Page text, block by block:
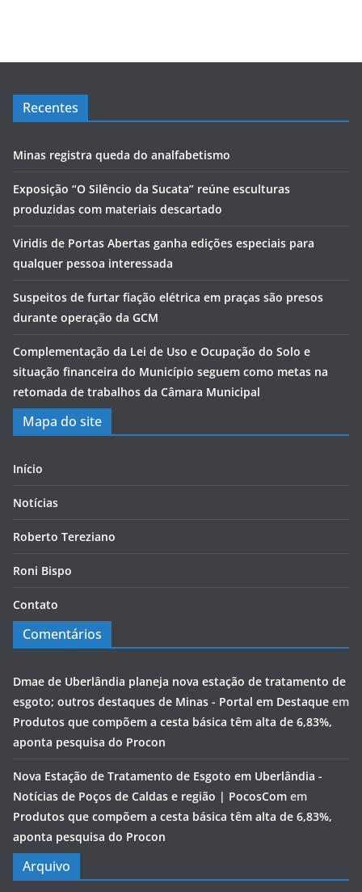
Recentes
Minas registra queda do analfabetismo
Exposição “O Silêncio da Sucata” reúne esculturas
produzidas com materiais descartado
Viridis de Portas Abertas ganha edições especiais para
qualquer pessoa interessada
Suspeitos de furtar fiação elétrica em praças são presos
durante operação da GCM
Complementação da Lei de Uso e Ocupação do Solo e
situação financeira do Município seguem como metas na
retomada de trabalhos da Câmara Municipal
Mapa do site
Início
Notícias
Roberto Tereziano
Roni Bispo
Contato
Comentários
Dmae de Uberlândia planeja nova estação de tratamento de
esgoto; outros destaques de Minas - Portal em Destaque em
Produtos que compõem a cesta básica têm alta de 6,83%,
aponta pesquisa do Procon
Nova Estação de Tratamento de Esgoto em Uberlândia -
Notícias de Poços de Caldas e região | PocosCom em
Produtos que compõem a cesta básica têm alta de 6,83%,
aponta pesquisa do Procon
Arquivo